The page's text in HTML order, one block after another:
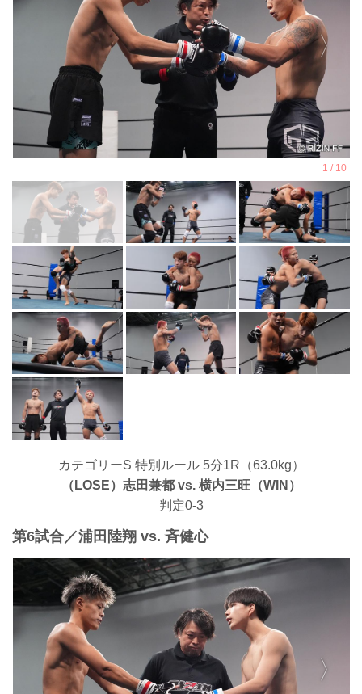
カテゴリーS 特別ルール 5分1R（63.0kg）
（LOSE）志田兼都 vs. 横内三旺（WIN）
判定0-3
第6試合／浦田陸翔 vs. 斉健心